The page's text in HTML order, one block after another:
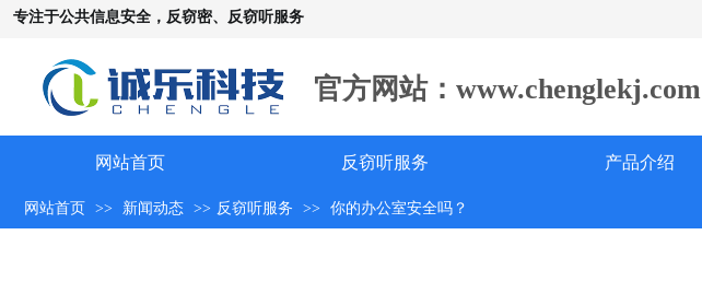
专注于公共信息安全，反窃密、反窃听服务
官方网站：www.chenglekj.com
网站首页 反窃听服务 产品介绍
网站首页 >> 新闻动态 >> 反窃听服务 >> 你的办公室安全吗？
手机远程窃听，到底是怎么发生的？